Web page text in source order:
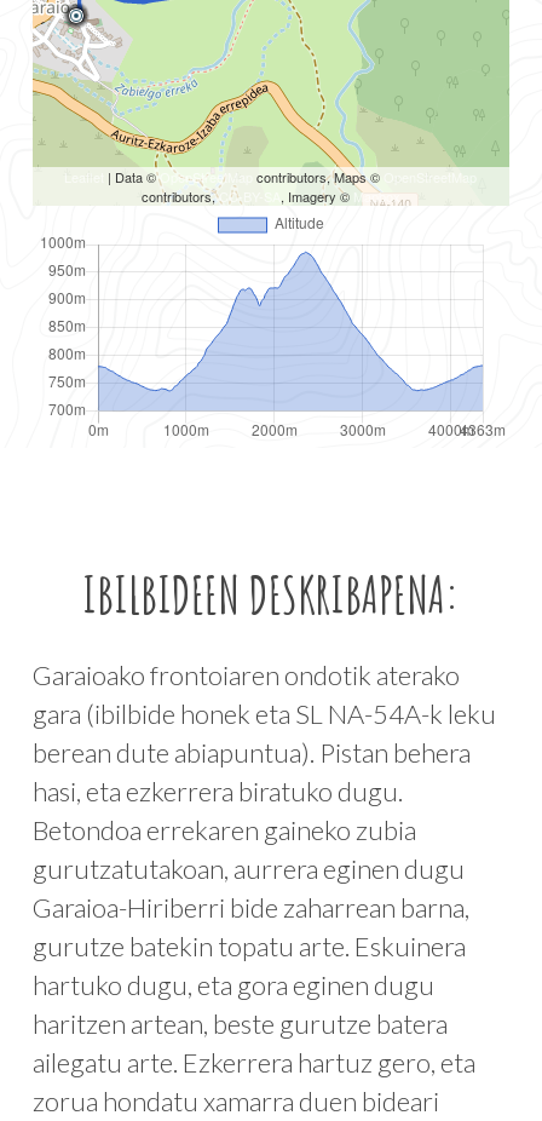
| Data ©OpenStreetMap contributors, Maps ©
OpenStreetMap
contributors,CC-BY-SA , Imagery © Mapbox
IBILBIDEEN DESKRIBAPENA:
Garaioako frontoiaren ondotik aterako
gara (ibilbide honek eta SL NA-54A-k leku
berean dute abiapuntua). Pistan behera
hasi, eta ezkerrera biratuko dugu.
Betondoa errekaren gaineko zubia
gurutzatutakoan, aurrera eginen dugu
Garaioa-Hiriberri bide zaharrean barna,
gurutze batekin topatu arte. Eskuinera
hartuko dugu, eta gora eginen dugu
haritzen artean, beste gurutze batera
ailegatu arte. Ezkerrera hartuz gero, eta
zorua hondatu xamarra duen bideari